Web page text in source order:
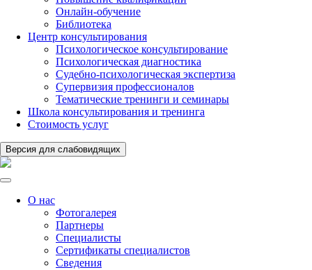
Онлайн-обучение
Библиотека
Центр консультирования
Психологическое консультирование
Психологическая диагностика
Судебно-психологическая экспертиза
Супервизия профессионалов
Тематические тренинги и семинары
Школа консультирования и тренинга
Стоимость услуг
Версия для слабовидящих
О нас
Фотогалерея
Партнеры
Специалисты
Сертификаты специалистов
Сведения